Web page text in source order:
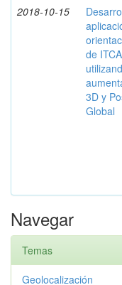
2018-10-15
de
3D y
Global
Navegar
Temas
Geolocalización